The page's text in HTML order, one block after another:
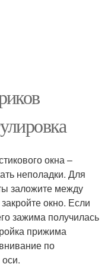
окна –
неполадки. Для
заложите между
окно. Если
зажима получилась
прижима
по